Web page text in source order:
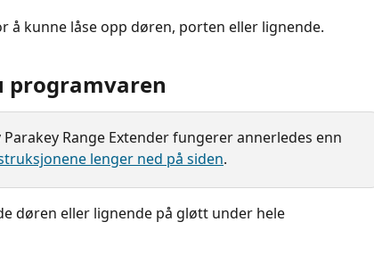
å kunne låse opp døren, porten eller lignende.
programvaren
Range Extender fungerer annerledes enn
lenger ned på siden.
døren eller lignende på gløtt under hele